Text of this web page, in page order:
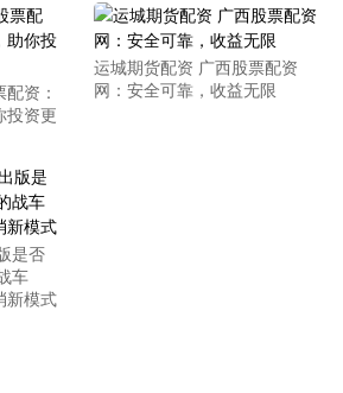
资：
投资更
运城期货配资 广西股票配资
网：安全可靠，收益无限
是否
车
新模式